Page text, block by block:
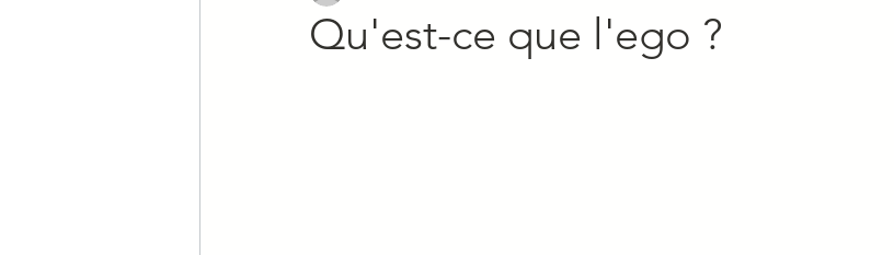
Qu'est-ce que l'ego ?